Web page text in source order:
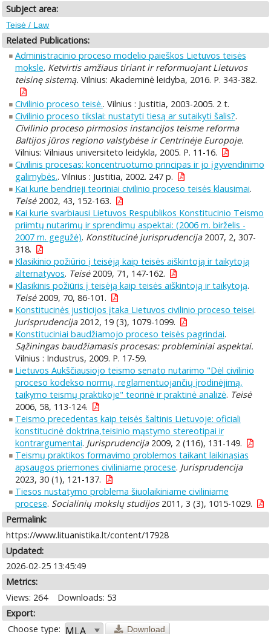
Subject area:
Teisė / Law
Related Publications:
Administracinio proceso modelio paieškos Lietuvos teisės
moksle. Ketvirtis amžiaus tiriant ir reformuojant Lietuvos
teisinę sistemą. Vilnius: Akademinė leidyba, 2016. P. 343-382.
Civilinio proceso teisė.. Vilnius : Justitia, 2003-2005. 2 t.
Civilinio proceso tikslai: nustatyti tiesą ar sutaikyti šalis?.
Civilinio proceso pirmosios instancijos teisme reforma
Baltijos jūros regiono valstybėse ir Centrinėje Europoje.
Vilnius: Vilniaus universiteto leidykla, 2005. P. 11-16.
Civilinis procesas: koncentruotumo principas ir jo įgyvendinimo
galimybės.. Vilnius : Justitia, 2002. 247 p.
Kai kurie bendrieji teoriniai civilinio proceso teisės klausimai.
Teisė2002, 43, 152-163.
Kai kurie svarbiausi Lietuvos Respublikos Konstitucinio Teismo
priimtų nutarimų ir sprendimų aspektai: (2006 m. birželis -
2007 m. gegužė). Konstitucinė jurisprudencija2007, 2, 307-
318.
Klasikinio požiūrio į teisėją kaip teisės aiškintoją ir taikytoją
alternatyvos. Teisė2009, 71, 147-162.
Klasikinis požiūris į teisėją kaip teisės aiškintoją ir taikytoją.
Teisė2009, 70, 86-101.
Konstitucinės justicijos įtaka Lietuvos civilinio proceso teisei.
Jurisprudencija2012, 19 (3), 1079-1099.
Konstituciniai baudžiamojo proceso teisės pagrindai.
Sąžiningas baudžiamasis procesas: probleminiai aspektai.
Vilnius : Industrus, 2009. P. 17-59.
Lietuvos Aukščiausiojo teismo senato nutarimo "Dėl civilinio
proceso kodekso normų, reglamentuojančių įrodinėjimą,
taikymo teismų praktikoje" teorinė ir praktinė analizė. Teisė
2006, 58, 113-124.
Teismo precedentas kaip teisės šaltinis Lietuvoje: oficiali
konstitucinė doktrina,teisinio mąstymo stereotipai ir
kontrargumentai. Jurisprudencija2009, 2 (116), 131-149.
Teismų praktikos formavimo problemos taikant laikinąsias
apsaugos priemones civiliniame procese. Jurisprudencija
2023, 30 (1), 121-137.
Tiesos nustatymo problema šiuolaikiniame civiliniame
procese. Socialinių mokslų studijos2011, 3 (3), 1015-1029.
Permalink:
https://www.lituanistika.lt/content/17928
Updated:
2026-02-25 13:45:49
Metrics:
Views: 264
Downloads: 53
Export:
Choose type:
Download